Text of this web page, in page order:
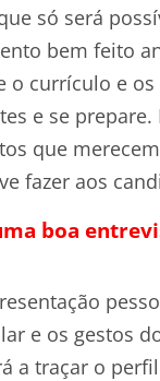
só será
bem feito
o currículo e os
e se prepare.
que
fazer aos
boa
e os gestos
a traçar o